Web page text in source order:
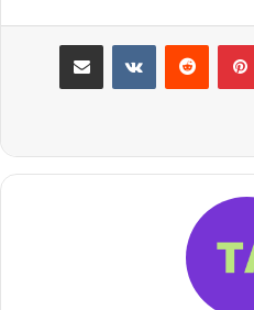
بينتيريست مشاركة عبر البريد